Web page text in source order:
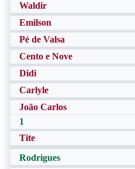
Waldir
Emilson
Pé de Valsa
Cento e Nove
Didi
Carlyle
João Carlos
1
Tite
Rodrigues